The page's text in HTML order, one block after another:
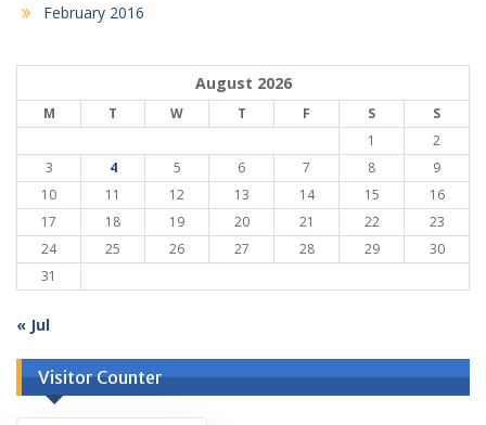
February 2016
August 2026
M T W T F S
S
1
2
3
4 5 6 7 8
9
10
11 12 13 14 15
16
17
18 19 20 21 22
23
24
25 26 27 28 29
30
31
« Jul
Visitor Counter